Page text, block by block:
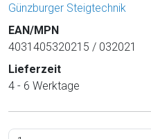
Günzburger Steigtechnik
EAN/MPN
4031405320215 / 032021
Lieferzeit
4 - 6 Werktage